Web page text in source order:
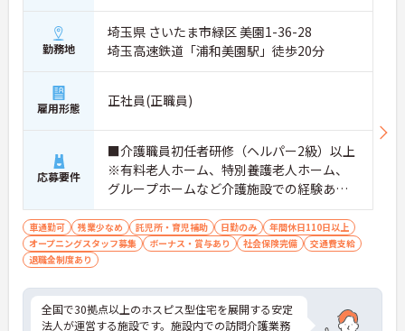
ることができます
・訪問診療医と24時間連携し、チームで看取りに取
り組む体制が整っているため、「看取りのプロ」と
して他施設では得られない経験を積むことができま
す
【頑張りがしっかり給与・評価に反映される職場で
・処遇改善手当78,000円、賞与は年2回＋処遇改善
一時金も別途支給されています。
・入社半年でリーダーを任されたスタッフの実績が
あるなど、年次にかかわらず頑張りが評価され、キ
ャリアアップを実現できる職場環境です
【働きやすい休日・残業面と、長く安心して働ける
福利厚生が魅力です】
・月9日公休に加え、夏季・冬季休暇各3日が確保さ
をつけて働くことができます。
・全社平均残業月5時間程度と、業界平均を大きく
勤務地
埼玉県 さいたま市緑区 美園1-36-28
埼玉高速鉄道「浦和美園駅」徒歩20分
雇用形態 正社員(正職員)
応募要件
■介護職員初任者研修（ヘルパー2級）以上
※有料老人ホーム、特別養護老人ホーム、
グループホームなど介護施設での経験ある
方歓迎 ※ホスピス勤務（訪問介護）や「看
取り」が初めての方も可
車通勤可 残業少なめ 託児所・育児補助 日勤のみ
年間休日110日以上
オープニングスタッフ募集
ボーナス・賞与あり 社会保険完備
交通費支給
退職金制度あり
全国で30拠点以上のホスピス型住宅を展開する安定
法人が運営する施設です。施設内での訪問介護業務